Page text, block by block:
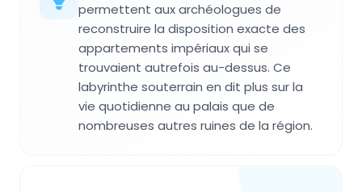
permettent aux archéologues de
reconstruire la disposition exacte des
appartements impériaux qui se
trouvaient autrefois au-dessus. Ce
labyrinthe souterrain en dit plus sur la
vie quotidienne au palais que de
nombreuses autres ruines de la région.